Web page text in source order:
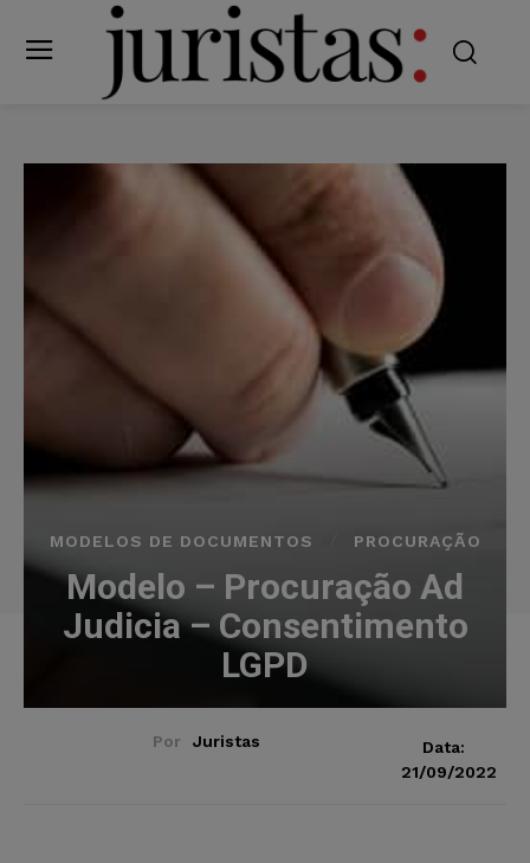
MODELOS DE DOCUMENTOS PROCURAÇÃO
Modelo – Procuração Ad
Judicia – Consentimento
LGPD
Por Juristas
Data:
21/09/2022